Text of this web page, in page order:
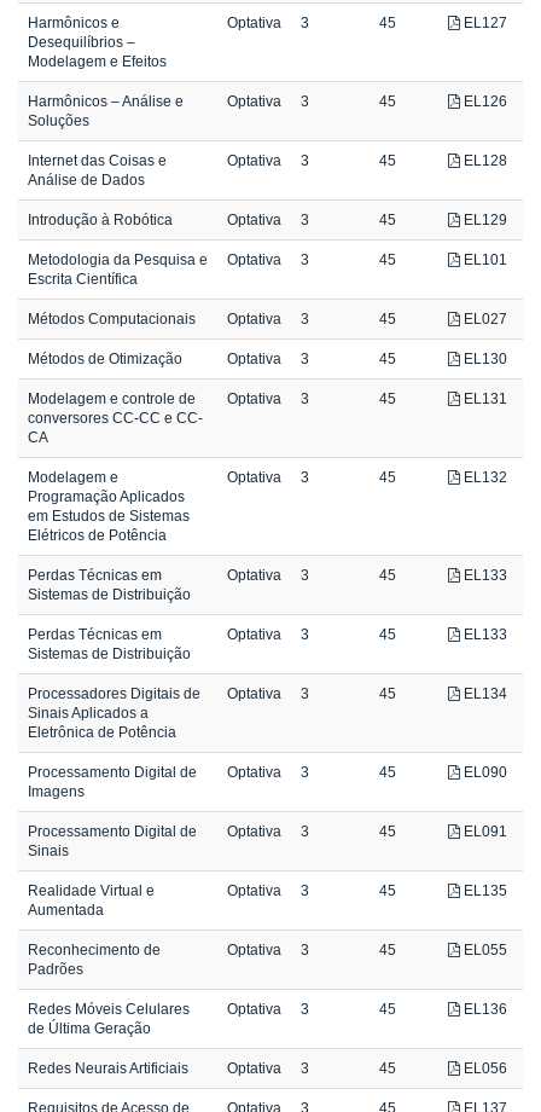
Harmônicos e
Desequilíbrios –
Modelagem e Efeitos
Optativa 3 45 EL127
Harmônicos – Análise e
Soluções
Optativa 3 45 EL126
Internet das Coisas e
Análise de Dados
Optativa 3 45 EL128
Introdução à Robótica Optativa 3 45 EL129
Metodologia da Pesquisa e
Escrita Científica
Optativa 3 45 EL101
Métodos Computacionais Optativa 3 45 EL027
Métodos de Otimização Optativa 3 45 EL130
Modelagem e controle de
conversores CC-CC e CC-
CA
Optativa 3 45 EL131
Modelagem e
Programação Aplicados
em Estudos de Sistemas
Elétricos de Potência
Optativa 3 45 EL132
Perdas Técnicas em
Sistemas de Distribuição
Optativa 3 45 EL133
Perdas Técnicas em
Sistemas de Distribuição
Optativa 3 45 EL133
Processadores Digitais de
Sinais Aplicados a
Eletrônica de Potência
Optativa 3 45 EL134
Processamento Digital de
Imagens
Optativa 3 45 EL090
Processamento Digital de
Sinais
Optativa 3 45 EL091
Realidade Virtual e
Aumentada
Optativa 3 45 EL135
Reconhecimento de
Padrões
Optativa 3 45 EL055
Redes Móveis Celulares
de Última Geração
Optativa 3 45 EL136
Redes Neurais Artificiais Optativa 3 45 EL056
Requisitos de Acesso de
Optativa 3 45 EL137